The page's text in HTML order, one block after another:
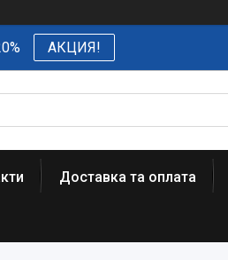
АКЦИЯ!
Доставка та оплата